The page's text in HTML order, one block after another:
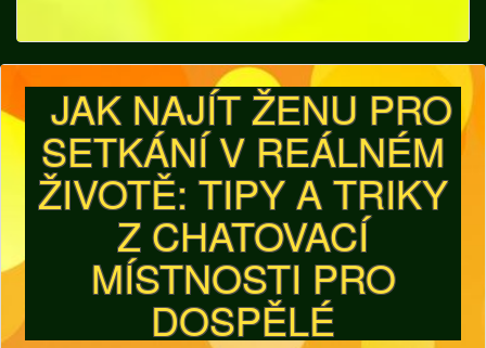
JAK NAJÍT ŽENU PRO
SETKÁNÍ V REÁLNÉM
ŽIVOTĚ: TIPY A TRIKY
Z CHATOVACÍ
MÍSTNOSTI PRO
DOSPĚLÉ